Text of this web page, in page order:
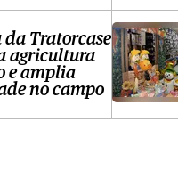
da Tratorcase
agricultura
e amplia
no campo